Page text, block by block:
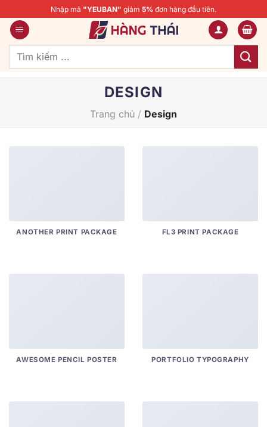
qua
nội
dung
Nhập mã "YEUBAN" giảm 5% đơn hàng đầu tiên.
Tìm
DESIGN
Trang chủ / Design
ANOTHER PRINT PACKAGE FL3 PRINT PACKAGE
AWESOME PENCIL POSTER PORTFOLIO TYPOGRAPHY